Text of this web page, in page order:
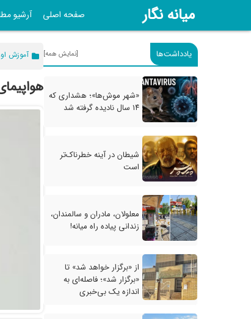
میانه نگار صفحه اصلی آرشیو
یادداشت‌ها [نمایش همه]
«شهر موش‌ها»؛ هشداری که
۱۴ سال نادیده گرفته شد
شیطان در آینه خطرناک‌تر
است
معلولان، مادران و سالمندان،
زندانی پیاده راه میانه!
از «برگزار خواهد شد» تا
«برگزار شد»؛ فاصله‌ای به
اندازه یک بی‌خبری
آموزش